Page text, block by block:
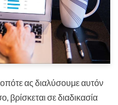
οπότε ας διαλύσουμε αυτόν
σε διαδικασία